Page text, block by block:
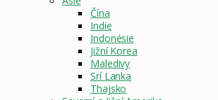
Čína
Indie
Indonésie
Jižní Korea
Maledivy
Srí Lanka
Thajsko